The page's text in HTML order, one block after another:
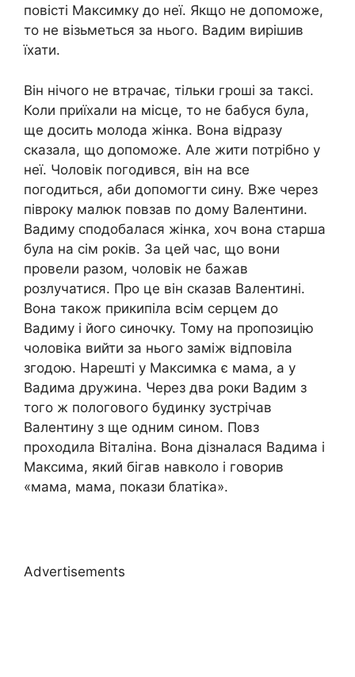
повісті Максимку до неї. Якщо не допоможе,
то не візьметься за нього. Вадим вирішив
їхати.
Він нічого не втрачає, тільки гроші за таксі.
Коли приїхали на місце, то не бабуся була,
ще досить молода жінка. Вона відразу
сказала, що допоможе. Але жити потрібно у
неї. Чоловік погодився, він на все
погодиться, аби допомогти сину. Вже через
півроку малюк повзав по дому Валентини.
Вадиму сподобалася жінка, хоч вона старша
була на сім років. За цей час, що вони
провели разом, чоловік не бажав
розлучатися. Про це він сказав Валентині.
Вона також прикипіла всім серцем до
Вадиму і його синочку. Тому на пропозицію
чоловіка вийти за нього заміж відповіла
згодою. Нарешті у Максимка є мама, а у
Вадима дружина. Через два роки Вадим з
того ж пологового будинку зустрічав
Валентину з ще одним сином. Повз
проходила Віталіна. Вона дізналася Вадима і
Максима, який бігав навколо і говорив
«мама, мама, покази блатіка».
Advertisements